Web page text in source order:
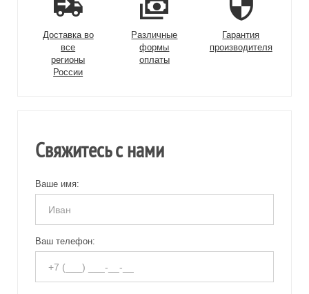
Доставка во
все
регионы
России
Различные
формы
оплаты
Гарантия
производителя
Свяжитесь с нами
Ваше имя:
Ваш телефон: